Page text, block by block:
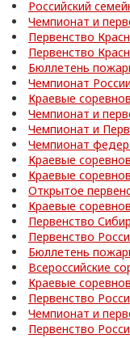
Российский
Чемпионат и
Первенство
Первенство
Бюллетень
Чемпионат
Краевые
Чемпионат и
Чемпионат и
Чемпионат
Краевые
Краевые
Открытое
Краевые
Первенство
Первенство
Бюллетень
Всероссийские
Краевые
Первенство
Чемпионат и
Первенство